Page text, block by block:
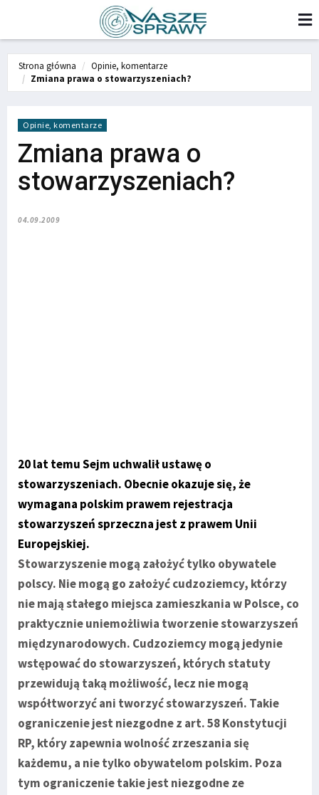
Strona główna
Opinie, komentarze
Zmiana prawa o stowarzyszeniach?
Opinie, komentarze
Zmiana prawa o
stowarzyszeniach?
04.09.2009
20 lat temu Sejm uchwalił ustawę o
stowarzyszeniach. Obecnie okazuje się, że
wymagana polskim prawem rejestracja
stowarzyszeń sprzeczna jest z prawem Unii
Europejskiej.
Stowarzyszenie mogą założyć tylko obywatele
polscy. Nie mogą go założyć cudzoziemcy, którzy
nie mają stałego miejsca zamieszkania w Polsce, co
praktycznie uniemożliwia tworzenie stowarzyszeń
międzynarodowych. Cudzoziemcy mogą jedynie
wstępować do stowarzyszeń, których statuty
przewidują taką możliwość, lecz nie mogą
współtworzyć ani tworzyć stowarzyszeń. Takie
ograniczenie jest niezgodne z art. 58 Konstytucji
RP, który zapewnia wolność zrzeszania się
każdemu, a nie tylko obywatelom polskim. Poza
tym ograniczenie takie jest niezgodne ze